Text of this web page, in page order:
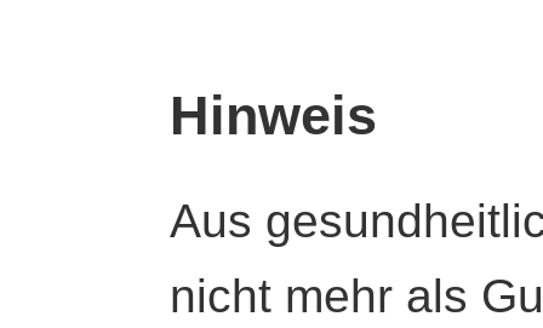
Hinweis
Aus
nicht mehr als